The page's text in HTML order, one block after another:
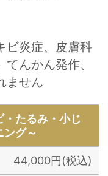
ビ炎症、皮膚科
んかん発作、
ません
たるみ・小じ
ング～
44,000円(税込)